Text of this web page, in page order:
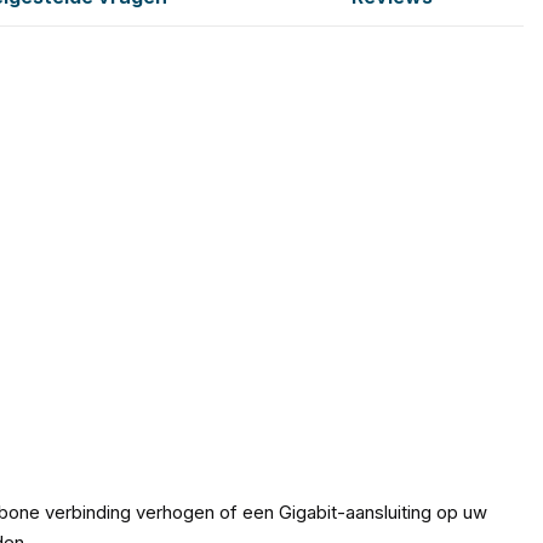
verbinding verhogen of een Gigabit-aansluiting op uw